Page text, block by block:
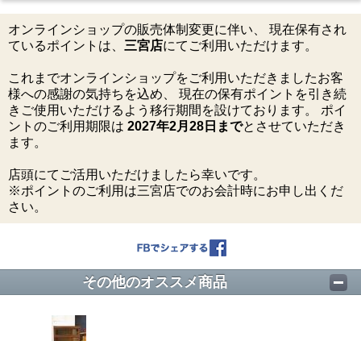
オンラインショップの販売体制変更に伴い、 現在保有され
ているポイントは、 三宮店にてご利用いただけます。
これまでオンラインショップをご利用いただきましたお客
様への感謝の気持ちを込め、 現在の保有ポイントを引き続
きご使用いただけるよう移行期間を設けております。 ポイ
ントのご利用期限は 2027年2月28日までとさせていただき
ます。
店頭にてご活用いただけましたら幸いです。
※ポイントのご利用は三宮店でのお会計時にお申し出くだ
さい。
その他のオススメ商品